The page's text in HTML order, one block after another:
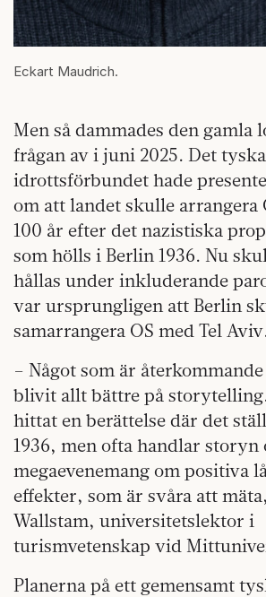
Eckart Maudrich.
Men så dammades den gamla
frågan av i juni 2025. Det tyska
idrottsförbundet hade
om att landet skulle arrangera
100 år efter det nazistiska
som hölls i Berlin 1936. Nu
hållas under inkluderande
var ursprungligen att Berlin
samarrangera OS med Tel
– Något som är
blivit allt bättre på
hittat en berättelse där det
1936, men ofta handlar storyn
megaevenemang om positiva
effekter, som är svåra att
Wallstam, universitetslektor i
turismvetenskap vid
Planerna på ett gemensamt